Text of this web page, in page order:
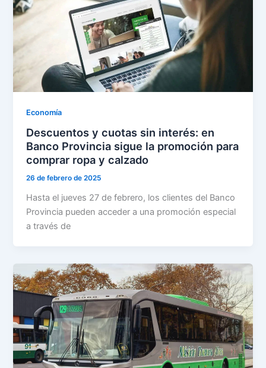
Economía
Descuentos y cuotas sin interés: en
Banco Provincia sigue la promoción para
comprar ropa y calzado
26 de febrero de 2025
Hasta el jueves 27 de febrero, los clientes del Banco
Provincia pueden acceder a una promoción especial
a través de